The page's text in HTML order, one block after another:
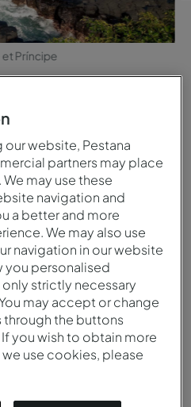
et Príncipe
Climat
Climat équatorial, chaud
et humide, avec une saison
sèche entre juin et
septembre.
our website, Pestana
partners may place
may use these
navigation and
a better and more
We may also use
navigation in our website
you personalised
strictly necessary
may accept or change
the buttons
you wish to obtain more
use cookies, please